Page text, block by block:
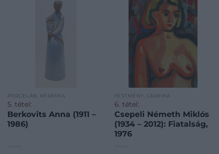
PORCELÁN, KERÁMIA
5. tétel:
Berkovits Anna (1911 –
1986)
FESTMÉNY, GRAFIKA
6. tétel:
Csepeli Németh Miklós
(1934 – 2012): Fiatalság,
1976